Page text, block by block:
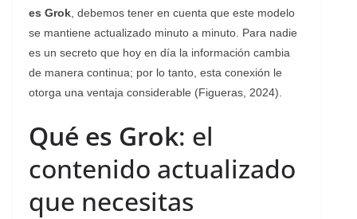
es Grok , debemos tener en cuenta que este modelo
se mantiene actualizado minuto a minuto. Para nadie
es un secreto que hoy en día la información cambia
de manera continua; por lo tanto, esta conexión le
otorga una ventaja considerable (Figueras, 2024).
Qué es Grok: el
contenido actualizado
que necesitas